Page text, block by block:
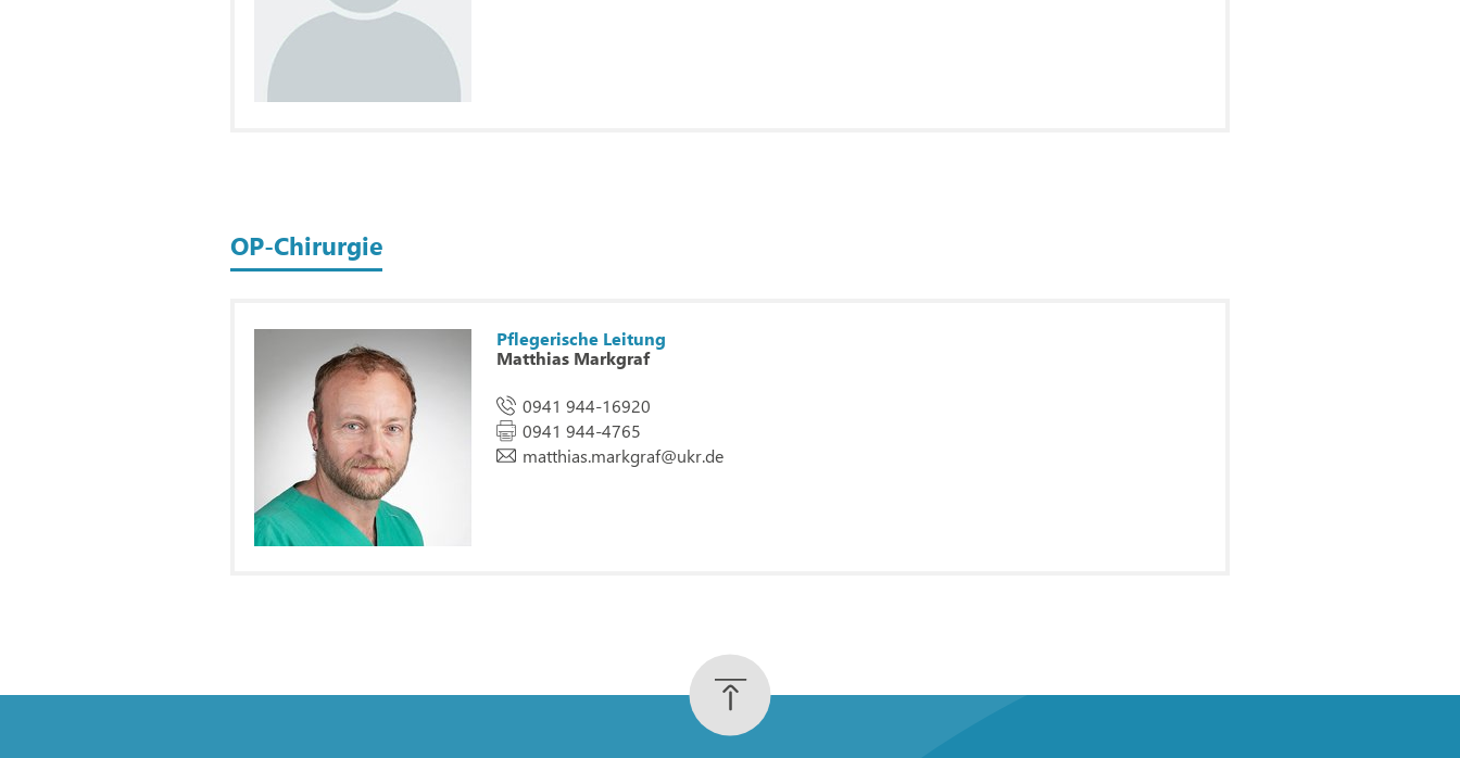
OP-Chirurgie
Pflegerische Leitung
Matthias Markgraf
0941 944-16920
0941 944-4765
matthias.markgraf@ukr.de